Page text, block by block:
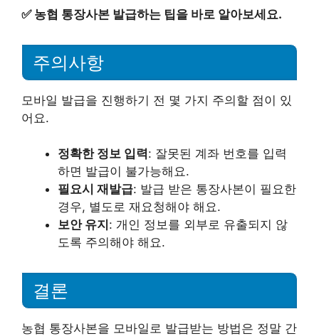
✅ 농협 통장사본 발급하는 팁을 바로 알아보세요.
주의사항
모바일 발급을 진행하기 전 몇 가지 주의할 점이 있
어요.
정확한 정보 입력: 잘못된 계좌 번호를 입력
하면 발급이 불가능해요.
필요시 재발급: 발급 받은 통장사본이 필요한
경우, 별도로 재요청해야 해요.
보안 유지 : 개인 정보를 외부로 유출되지 않
도록 주의해야 해요.
결론
농협 통장사본을 모바일로 발급받는 방법은 정말 간